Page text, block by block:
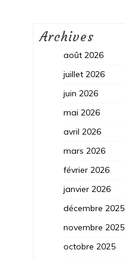
Archives
août 2026
juillet 2026
juin 2026
mai 2026
avril 2026
mars 2026
février 2026
janvier 2026
décembre 2025
novembre 2025
octobre 2025